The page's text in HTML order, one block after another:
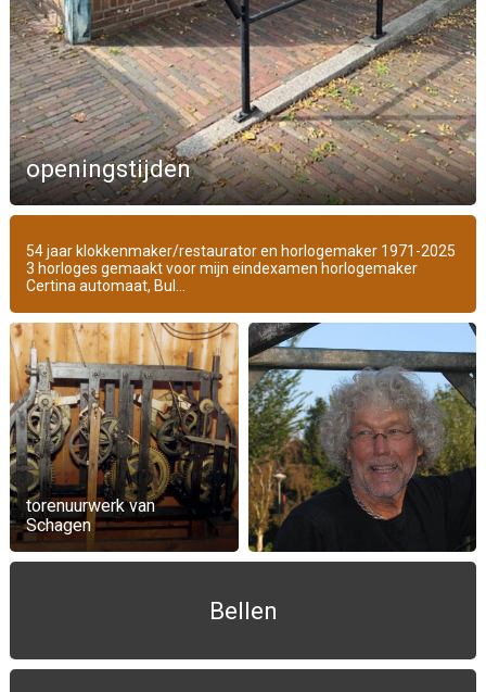
openingstijden
54 jaar klokkenmaker/restaurator en horlogemaker 1971-2025
3 horloges gemaakt voor mijn eindexamen horlogemaker
Certina automaat, Bul...
torenuurwerk van
Schagen
Bellen